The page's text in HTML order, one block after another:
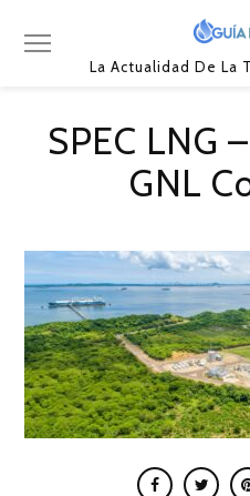
La Actualidad De La
SPEC LNG
GNL